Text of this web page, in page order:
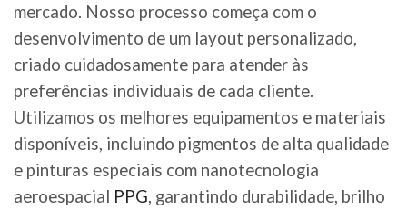
mercado. Nosso processo começa com o
desenvolvimento de um layout personalizado,
criado cuidadosamente para atender às
preferências individuais de cada cliente.
Utilizamos os melhores equipamentos e materiais
disponíveis, incluindo pigmentos de alta qualidade
e pinturas especiais com nanotecnologia
aeroespacial PPG, garantindo durabilidade, brilho